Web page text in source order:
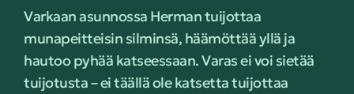
Varkaan asunnossa Herman tuijottaa
munapeitteisin silminsä, häämöttää yllä ja
hautoo pyhää katseessaan. Varas ei voi sietää
tuijotusta – ei täällä ole katsetta tuijottaa